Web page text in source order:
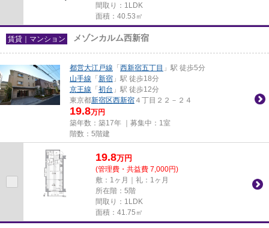
間取り：1LDK
面積：40.53㎡
賃貸｜マンション メゾンカルム西新宿
都営大江戸線 「 西新宿五丁目 」駅 徒歩5分
山手線 「 新宿 」駅 徒歩18分
京王線 「 初台 」駅 徒歩12分
東京都新宿区西新宿 ４丁目２２－２４
19.8万円
築年数：築17年 ｜募集中： 1室
階数：5階建
19.8万円
(管理費・共益費 7,000円)
敷：1ヶ月｜礼：1ヶ月
所在階：5階
間取り：1LDK
面積：41.75㎡